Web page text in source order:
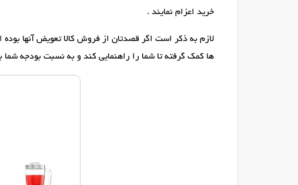
خرید اعزام نمایند .
لازم به ذکر است اگر قصدتان از فروش کالا تعویض آنها
ها کمک گرفته تا شما را راهنمایی کند و به نسبت بودجه شما